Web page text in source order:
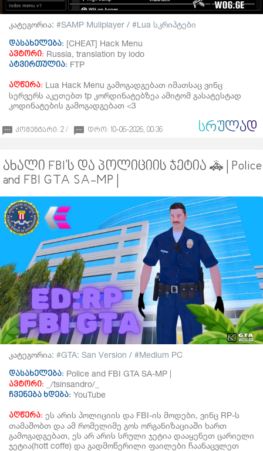
კატეგორია: SAMP Muliplayer /
Lua სკრიპტები
დასახელება: [CHEAT] Hack Menu
ავტორი: Russia, translation by iodo
ატვირთულია: FTP
აღწერა: Lua Hack Menu გამოგადგებათ იმათსაც ვინც
სერვერს აკეთებთ tp კორდინატებზეა ამიტომ გასატესტად
კოდინატების გამოგადგებათ <3
კომენტარი: 2 / დრო: 10-06-2026, 00:36 ᲡᲠᲣᲚᲐᲓ
ახალი FBI'ს და პოლიციის ჯეტია 🚓 | Police
and FBI GTA SA-MP |
კატეგორია: GTA: San Version /
Medium PC
დასახელება: Police and FBI GTA SA-MP |
ავტორი: _/tsinsandro/_
ჩვენება ხდება: YouTube
აღწერა: ეს არის პოლიციის და FBI-ის მოდები, ვინც RP-ს
თამაშობთ და ამ რომელიმე გოს ორგანიზაციაში ხართ
გამოგადგებათ, ეს არ არის სრული ჯეტია დააყენეთ ცარიელი
ჯეტია(hott coffe) და გადმოწერილი ფაილები ჩაანაცვლეთ